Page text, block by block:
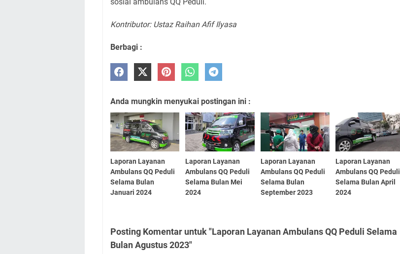
Kontributor: Ustaz Raihan Afif Ilyasa
Berbagi :
Anda mungkin menyukai postingan ini :
Laporan Layanan
Ambulans QQ Peduli
Selama Bulan
Januari 2024
Laporan Layanan
Ambulans QQ Peduli
Selama Bulan Mei
2024
Laporan Layanan
Ambulans QQ Peduli
Selama Bulan
September 2023
Laporan Layanan
Ambulans QQ Peduli
Selama Bulan April
2024
Posting Komentar untuk "Laporan Layanan Ambulans QQ Peduli Selama
Bulan Agustus 2023"